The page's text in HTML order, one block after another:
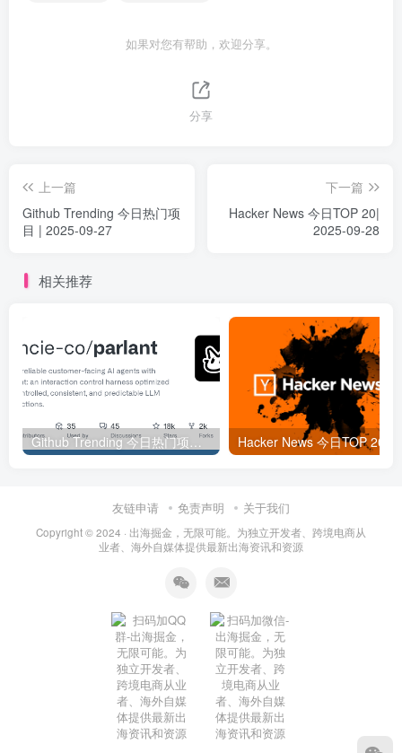
如果对您有帮助，欢迎分享。
分享
上一篇
Github Trending 今日热门项
目 | 2025-09-27
下一篇
Hacker News 今日TOP 20|
2025-09-28
相关推荐
Github Trending 今日热门项目 | 2025-09-06
友链申请 免责声明 关于我们
Copyright © 2024 · 出海掘金，无限可能。为独立开发者、跨境电商从
业者、海外自媒体提供最新出海资讯和资源